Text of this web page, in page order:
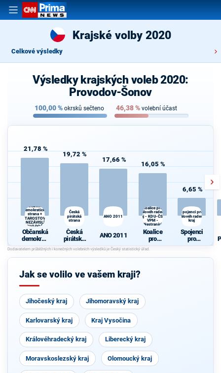
Krajské volby 2020
Celkové výsledky
Výsledky krajských voleb 2020:
Provodov-Šonov
100,00% okrsků sečteno 46,38% volební účast
21,78 %
Občanská
demokratická
strana +
STAROSTOVÉ
A NEZÁVISLÍ a
VÝCHODOČEŠI
Občanská
demokrati
cká strana
+
STAROST
NEZÁVISL
VÝCHODO
ČEŠI
19,72 %
Česká
pirátská
strana
Česká
pirátská
strana
17,66 %
ANO 2011
ANO 2011
16,05 %
Koalice pro
Královéhradecký
kraj - KDU-ČSL -
VPM -
Nestraníci
Koalice
pro
Královéhra
decký kraj
- KDU-
6,65 %
Spojenci pro
Královéhradecký
kraj
Spojenci
pro
Královéhra
Jak se volilo ve vašem kraji?
Jihočeský kraj Jihomoravský kraj
Karlovarský kraj Kraj Vysočina
Královéhradecký kraj Liberecký kraj
Moravskoslezský kraj Olomoucký kraj